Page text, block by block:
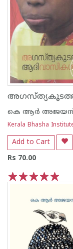
കെ ആര്‍
Kerala Bhasha
Add to Cart
Rs 70.00